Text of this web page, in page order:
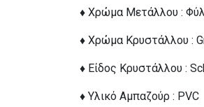
♦ Χρώμα Μετάλλου :
♦ Χρώμα Κρυστάλλου :
♦ Είδος Κρυστάλλου :
♦ Υλικό Αμπαζούρ : PVC